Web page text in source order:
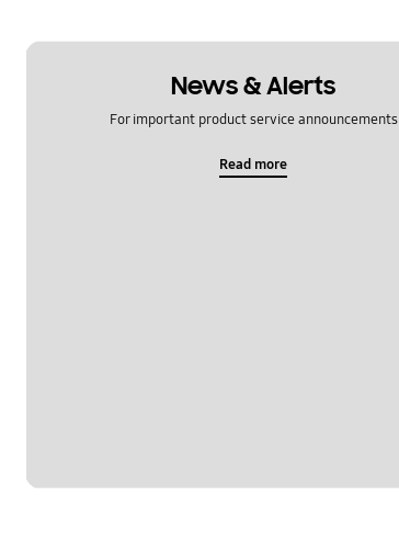
News & Alerts
For important product service announcements
Read more